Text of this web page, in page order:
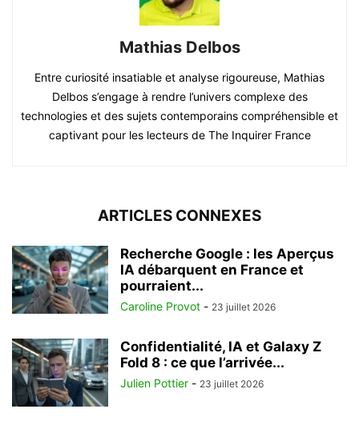
Mathias Delbos
Entre curiosité insatiable et analyse rigoureuse, Mathias
Delbos s’engage à rendre l’univers complexe des
technologies et des sujets contemporains compréhensible et
captivant pour les lecteurs de The Inquirer France
ARTICLES CONNEXES
Recherche Google : les Aperçus
IA débarquent en France et
pourraient...
Caroline Provot - 23 juillet 2026
Confidentialité, IA et Galaxy Z
Fold 8 : ce que l’arrivée...
Julien Pottier - 23 juillet 2026